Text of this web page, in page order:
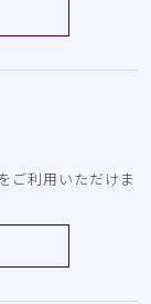
ご利用いただけま